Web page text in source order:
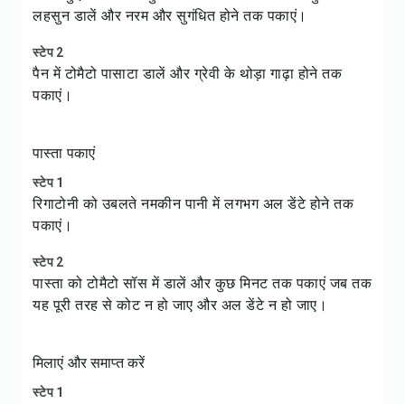
लहसुन डालें और नरम और सुगंधित होने तक पकाएं।
स्टेप 2
पैन में टोमैटो पासाटा डालें और ग्रेवी के थोड़ा गाढ़ा होने तक
पकाएं।
पास्ता पकाएं
स्टेप 1
रिगाटोनी को उबलते नमकीन पानी में लगभग अल डेंटे होने तक
पकाएं।
स्टेप 2
पास्ता को टोमैटो सॉस में डालें और कुछ मिनट तक पकाएं जब तक
यह पूरी तरह से कोट न हो जाए और अल डेंटे न हो जाए।
मिलाएं और समाप्त करें
स्टेप 1